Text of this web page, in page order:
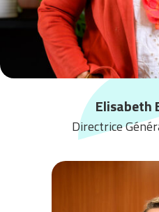
Elisabeth
Directrice